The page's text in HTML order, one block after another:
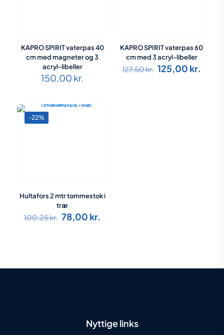
KAPRO SPIRIT vaterpas 40
cm med magneter og 3
acryl-libeller
150,00 kr.
KAPRO SPIRIT vaterpas 60
cm med 3 acryl-libeller
127,50kr. Den
oprindelige
125,00 kr.
-22%
Hultafors 2 mtr tommestok i
træ
100,25kr. Den
oprindelige
78,00 kr.
Nyttige links